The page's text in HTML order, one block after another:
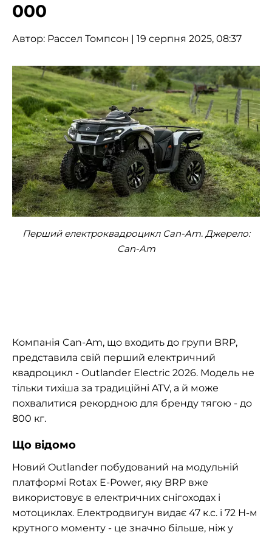
000
Автор: Рассел Томпсон | 19 серпня 2025, 08:37
Перший електроквадроцикл Can-Am. Джерело:
Can-Am
Компанія Can-Am, що входить до групи BRP,
представила свій перший електричний
квадроцикл - Outlander Electric 2026. Модель не
тільки тихіша за традиційні ATV, а й може
похвалитися рекордною для бренду тягою - до
800 кг.
Що відомо
Новий Outlander побудований на модульній
платформі Rotax E-Power, яку BRP вже
використовує в електричних снігоходах і
мотоциклах. Електродвигун видає 47 к.с. і 72 Н-м
крутного моменту - це значно більше, ніж у